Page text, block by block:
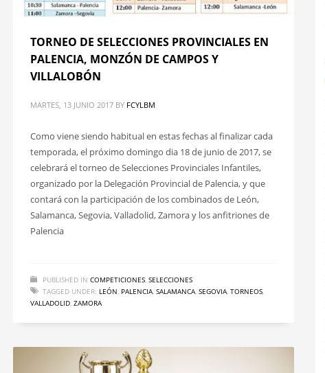
TORNEO DE SELECCIONES PROVINCIALES EN
PALENCIA, MONZÓN DE CAMPOS Y
VILLALOBÓN
MARTES, 13 JUNIO 2017 BY FCYLBM
Como viene siendo habitual en estas fechas al finalizar cada
temporada, el próximo domingo dia 18 de junio de 2017, se
celebrará el torneo de Selecciones Provinciales Infantiles,
organizado por la Delegación Provincial de Palencia, y que
contará con la participación de los combinados de León,
Salamanca, Segovia, Valladolid, Zamora y los anfitriones de
Palencia
PUBLISHED IN COMPETICIONES, SELECCIONES
TAGGED UNDER: LEÓN, PALENCIA, SALAMANCA, SEGOVIA, TORNEOS,
VALLADOLID, ZAMORA